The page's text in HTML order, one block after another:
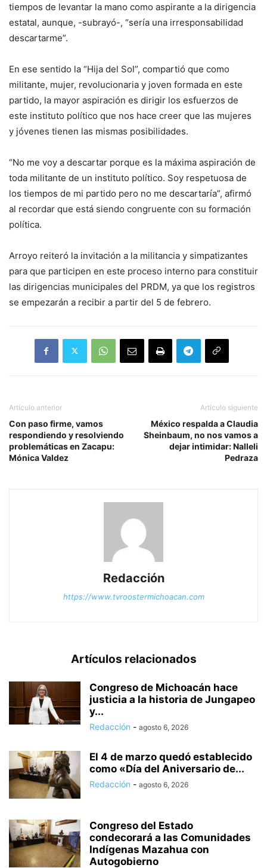
tiempos de levantar la mano como aspirante a la dirigencia
estatal, aunque, -subrayó-, “sería una irresponsabilidad
descartarme”.
En ese sentido la “Hija del Sol”, compartió que como
militante, mujer, revolucionaria y joven formada en este
partido, la mayor aspiración es dirigir los esfuerzos de
este instituto político que nos hace creer que las mujeres
y jóvenes tienen las mismas posibilidades.
“No me voy a descartar porque es la máxima aspiración de
toda militante de un instituto político. Soy respetuosa de
los tiempos de mi partido pero no me descartaría”, afirmó
al recordar que está siendo congruente con su formación
política.
Arroyo reiteró la invitación a la militancia y simpatizantes
para que participen en este proceso interno para constituir
las dirigencias municipales del PRDM, ya que los registros
se empezarán a recibir a partir del 5 de febrero.
Artículo anterior
Con paso firme, vamos
respondiendo y resolviendo
problemáticas en Zacapu:
Mónica Valdez
Artículo siguiente
México respalda a Claudia
Sheinbaum, no nos vamos a
dejar intimidar: Nalleli
Pedraza
Redacción
https://www.tvroostermichoacan.com
Artículos relacionados
Congreso de Michoacán hace
justicia a la historia de Jungapeo
y...
Redacción - agosto 6, 2026
El 4 de marzo quedó establecido
como «Día del Aniversario de...
Redacción - agosto 6, 2026
Congreso del Estado
condecorará a las Comunidades
Indígenas Mazahua con
Autogobierno